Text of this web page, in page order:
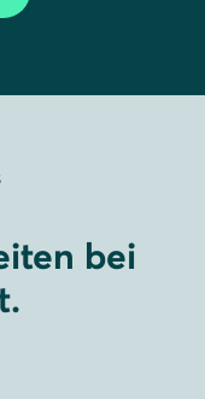
bei